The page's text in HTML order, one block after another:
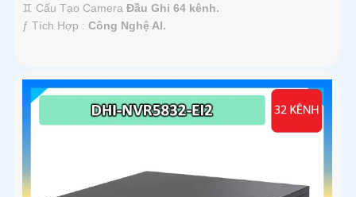
♊ Cấu Tạo Camera Đầu Ghi 64 kênh.
️ƒ Tích Hợp : Công Nghệ AI.